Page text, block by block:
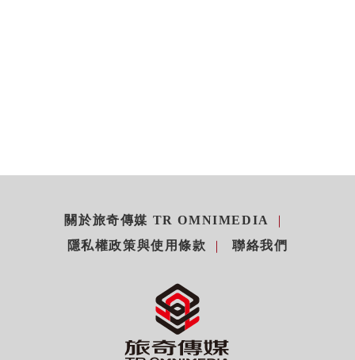
關於旅奇傳媒 TR OMNIMEDIA
隱私權政策與使用條款
聯絡我們